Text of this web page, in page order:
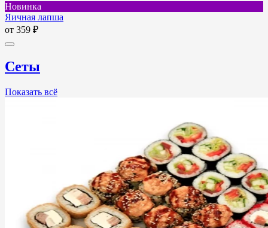
Новинка
Яичная лапша
от 359 ₽
Сеты
Показать всё